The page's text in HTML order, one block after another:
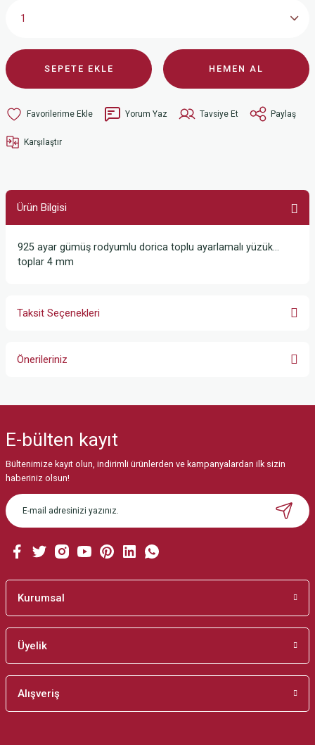
SEPETE EKLE HEMEN AL
Yorum Yaz Tavsiye Et Paylaş
Karşılaştır
Ürün Bilgisi
925 ayar gümüş rodyumlu dorica toplu ayarlamalı yüzük…
toplar 4 mm
Taksit Seçenekleri
Önerileriniz
Görüş ve önerileriniz için teşekkür ederiz.
Ürün resmi kalitesiz, bozuk veya görüntülenemiyor.
Ürün açıklamasında eksik bilgiler bulunuyor.
Ürün bilgilerinde hatalar bulunuyor.
Bu ürüne benzer farklı alternatifler olmalı.
E-bülten kayıt
Bültenimize kayıt olun, indirimli ürünlerden ve kampanyalardan ilk sizin
haberiniz olsun!
Kurumsal
Üyelik
Alışveriş